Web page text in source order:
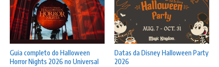
Guia completo do Halloween
Horror Nights 2026 no Universal
Datas da Disney Halloween Party
2026